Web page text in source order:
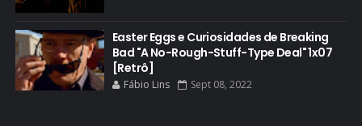
EDITORIAL
EL CAMINO
ELECTRIC DREAMS
ELENCO 5ª TEMPORADA
Easter Eggs e Curiosidades de Breaking
Bad "A No-Rough-Stuff-Type Deal" 1x07
[Retrô]
Fábio Lins Sept 08, 2022